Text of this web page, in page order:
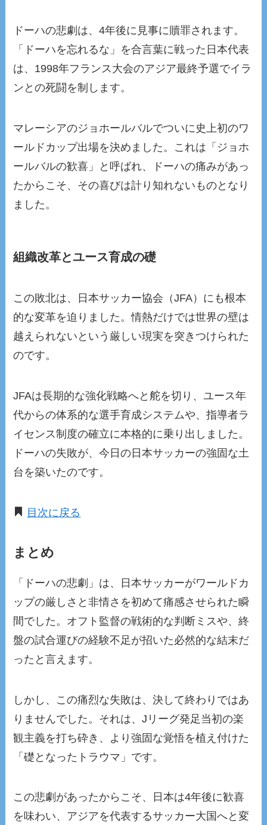
ドーハの悲劇は、4年後に見事に贖罪されます。
「ドーハを忘れるな」を合言葉に戦った日本代表
は、1998年フランス大会のアジア最終予選でイラ
ンとの死闘を制します。
マレーシアのジョホールバルでついに史上初のワ
ールドカップ出場を決めました。これは「ジョホ
ールバルの歓喜」と呼ばれ、ドーハの痛みがあっ
たからこそ、その喜びは計り知れないものとなり
ました。
組織改革とユース育成の礎
この敗北は、日本サッカー協会（JFA）にも根本
的な変革を迫りました。情熱だけでは世界の壁は
越えられないという厳しい現実を突きつけられた
のです。
JFAは長期的な強化戦略へと舵を切り、ユース年
代からの体系的な選手育成システムや、指導者ラ
イセンス制度の確立に本格的に乗り出しました。
ドーハの失敗が、今日の日本サッカーの強固な土
台を築いたのです。
目次に戻る
まとめ
「ドーハの悲劇」は、日本サッカーがワールドカ
ップの厳しさと非情さを初めて痛感させられた瞬
間でした。オフト監督の戦術的な判断ミスや、終
盤の試合運びの経験不足が招いた必然的な結末だ
ったと言えます。
しかし、この痛烈な失敗は、決して終わりではあ
りませんでした。それは、Jリーグ発足当初の楽
観主義を打ち砕き、より強固な覚悟を植え付けた
「礎となったトラウマ」です。
この悲劇があったからこそ、日本は4年後に歓喜
を味わい、アジアを代表するサッカー大国へと変